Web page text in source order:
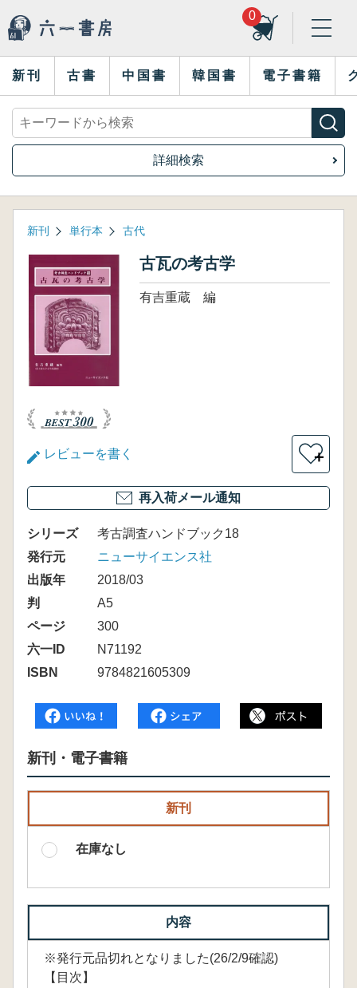
0
新刊 古書 中国書 韓国書 電子書籍
詳細検索
新刊 単行本 古代
古瓦の考古学
有吉重蔵 編
レビューを書く ＋
再入荷メール通知
シリーズ
考古調査ハンドブック18
発行元
ニューサイエンス社
出版年
2018/03
判
A5
ページ
300
六一ID
N71192
ISBN
9784821605309
新刊・電子書籍
新刊
在庫なし
内容
※発行元品切れとなりました(26/2/9確認)
【目次】